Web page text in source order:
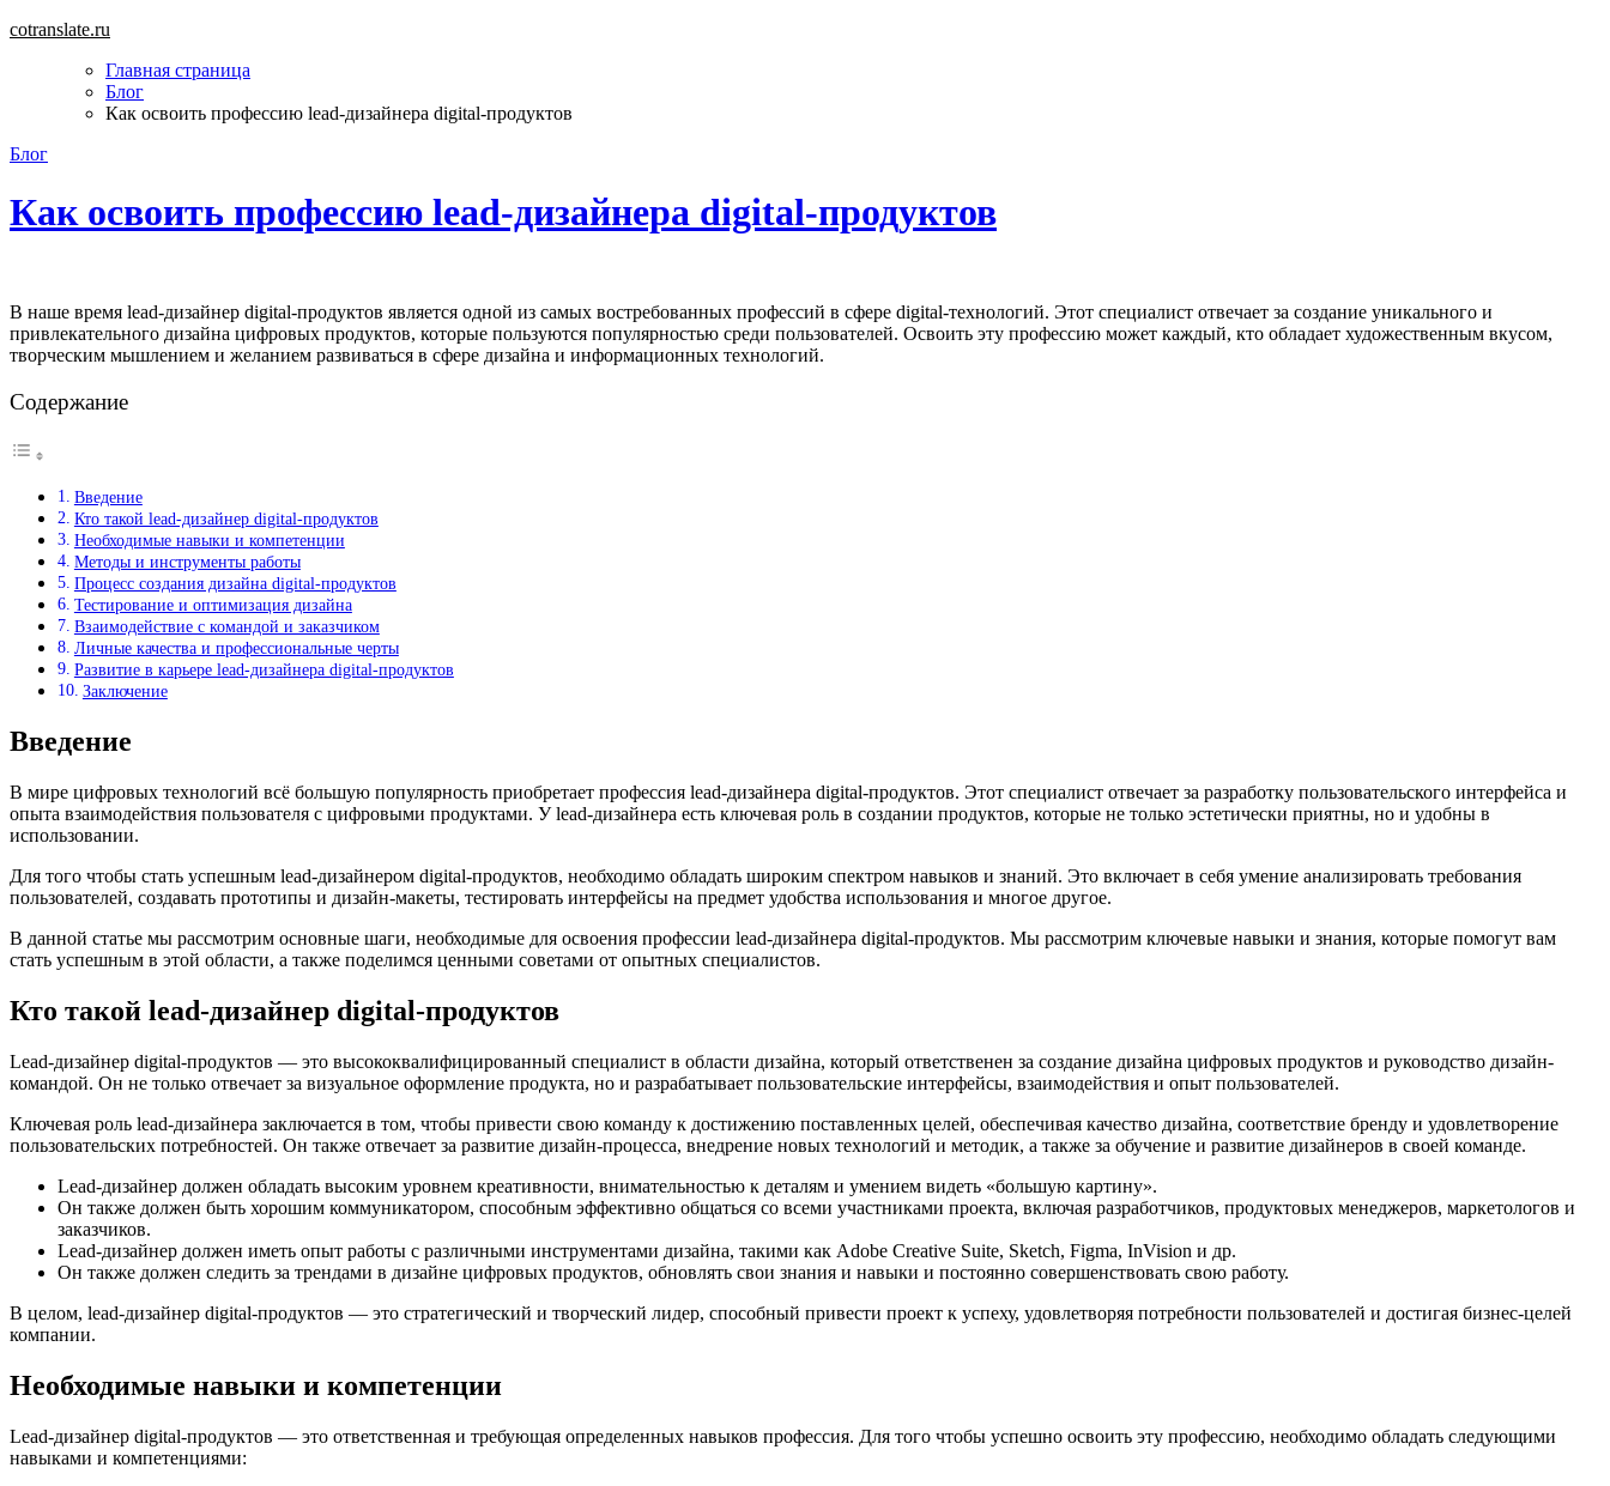
Перейти
содержимому
cotranslate.ru
Главная страница
Блог
Как освоить профессию lead-дизайнера digital-продуктов
Блог
Как освоить профессию lead-дизайнера digital-продуктов
В наше время lead-дизайнер digital-продуктов является одной из самых востребованных профессий в сфере digital-технологий. Этот специалист отвечает за создание уникального и
привлекательного дизайна цифровых продуктов, которые пользуются популярностью среди пользователей. Освоить эту профессию может каждый, кто обладает художественным вкусом,
творческим мышлением и желанием развиваться в сфере дизайна и информационных технологий.
Содержание
Введение
Кто такой lead-дизайнер digital-продуктов
Необходимые навыки и компетенции
Методы и инструменты работы
Процесс создания дизайна digital-продуктов
Тестирование и оптимизация дизайна
Взаимодействие с командой и заказчиком
Личные качества и профессиональные черты
Развитие в карьере lead-дизайнера digital-продуктов
Заключение
Введение
В мире цифровых технологий всё большую популярность приобретает профессия lead-дизайнера digital-продуктов. Этот специалист отвечает за разработку пользовательского интерфейса и
опыта взаимодействия пользователя с цифровыми продуктами. У lead-дизайнера есть ключевая роль в создании продуктов, которые не только эстетически приятны, но и удобны в
использовании.
Для того чтобы стать успешным lead-дизайнером digital-продуктов, необходимо обладать широким спектром навыков и знаний. Это включает в себя умение анализировать требования
пользователей, создавать прототипы и дизайн-макеты, тестировать интерфейсы на предмет удобства использования и многое другое.
В данной статье мы рассмотрим основные шаги, необходимые для освоения профессии lead-дизайнера digital-продуктов. Мы рассмотрим ключевые навыки и знания, которые помогут вам
стать успешным в этой области, а также поделимся ценными советами от опытных специалистов.
Кто такой lead-дизайнер digital-продуктов
Lead-дизайнер digital-продуктов — это высококвалифицированный специалист в области дизайна, который ответственен за создание дизайна цифровых продуктов и руководство дизайн-
командой. Он не только отвечает за визуальное оформление продукта, но и разрабатывает пользовательские интерфейсы, взаимодействия и опыт пользователей.
Ключевая роль lead-дизайнера заключается в том, чтобы привести свою команду к достижению поставленных целей, обеспечивая качество дизайна, соответствие бренду и удовлетворение
пользовательских потребностей. Он также отвечает за развитие дизайн-процесса, внедрение новых технологий и методик, а также за обучение и развитие дизайнеров в своей команде.
Lead-дизайнер должен обладать высоким уровнем креативности, внимательностью к деталям и умением видеть «большую картину».
Он также должен быть хорошим коммуникатором, способным эффективно общаться со всеми участниками проекта, включая разработчиков, продуктовых менеджеров, маркетологов и
заказчиков.
Lead-дизайнер должен иметь опыт работы с различными инструментами дизайна, такими как Adobe Creative Suite, Sketch, Figma, InVision и др.
Он также должен следить за трендами в дизайне цифровых продуктов, обновлять свои знания и навыки и постоянно совершенствовать свою работу.
В целом, lead-дизайнер digital-продуктов — это стратегический и творческий лидер, способный привести проект к успеху, удовлетворяя потребности пользователей и достигая бизнес-целей
компании.
Необходимые навыки и компетенции
Lead-дизайнер digital-продуктов — это ответственная и требующая определенных навыков профессия. Для того чтобы успешно освоить эту профессию, необходимо обладать следующими
навыками и компетенциями: